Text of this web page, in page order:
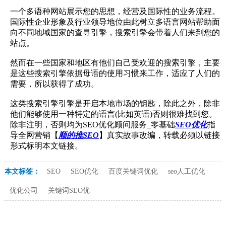
一个多语种网站展示您的思想，经营及国际性的业务流程。
国际性企业形象及行业领导地位由此树立多语言网站帮助面
向不同地域国家的查寻引擎，搜索引擎会带着人们来到您的
站点。
然而在一些国家和地区有他们自己受欢迎的搜索引擎，主要
是这些搜索引擎依据母语的使用习惯来工作，适应了人们的
需要，所以获得了成功。
这类搜索引擎引擎是开启本地市场的钥匙，除此之外，除非
他们能够使用一种特定的语言(比如英语)否则很难找到您。
除非注明，否则均为SEO优化顾问服务_零基础SEO优化指
导全网营销【 顺的推SEO 】真实故事改编，转载必须以链接
形式标明本文链接。
本文标签： SEO SEO优化 百度关键词优化 seo人工优化
优化公司 关键词SEO优